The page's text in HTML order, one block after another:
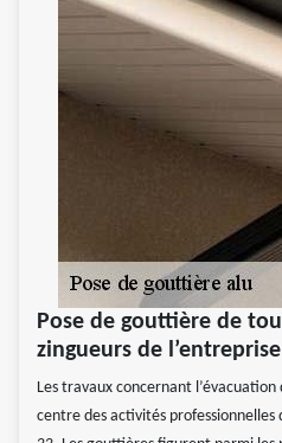
Pose de gouttière de
zingueurs de
Les travaux concernant
centre des activités professionnelles